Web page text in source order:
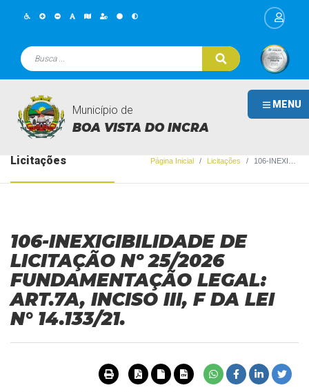
MENU
Município de
BOA VISTA DO INCRA
Licitações Página Inicial Licitações 106-INEXIGIBILIDADE DE LICITAÇÃO Nº 25/2026 FUNDAMENTAÇÃO LEGAL: ART.7A, INCISO III, F DA LEI N° 14.133/21.
106-INEXIGIBILIDADE DE
LICITAÇÃO Nº 25/2026
FUNDAMENTAÇÃO LEGAL:
ART.7A, INCISO III, F DA LEI
N° 14.133/21.